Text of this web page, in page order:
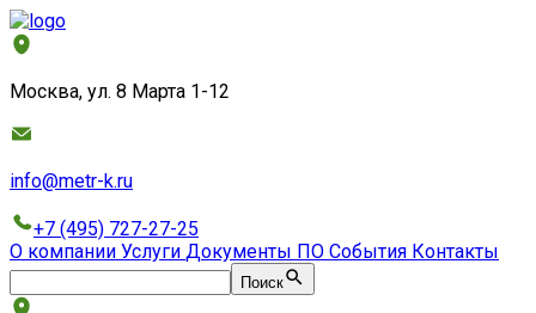
Москва, ул. 8 Марта 1-12
info@metr-k.ru
+7 (495) 727-27-25
О компании Услуги Документы ПО События Контакты
Поиск